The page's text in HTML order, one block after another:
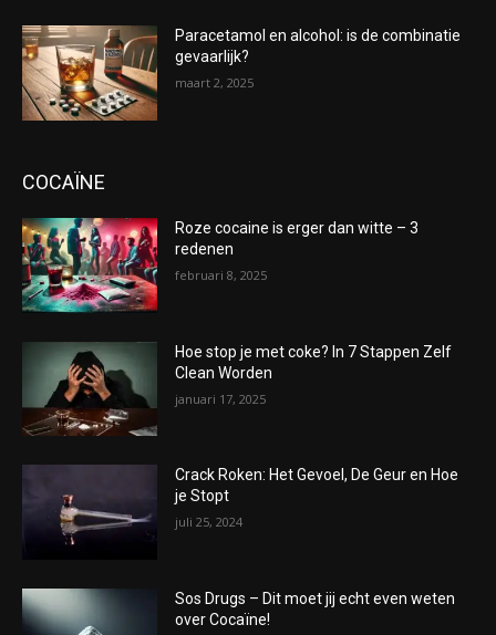
Paracetamol en alcohol: is de combinatie
gevaarlijk?
maart 2, 2025
COCAÏNE
Roze cocaine is erger dan witte – 3
redenen
februari 8, 2025
Hoe stop je met coke? In 7 Stappen Zelf
Clean Worden
januari 17, 2025
Crack Roken: Het Gevoel, De Geur en Hoe
je Stopt
juli 25, 2024
Sos Drugs – Dit moet jij echt even weten
over Cocaïne!